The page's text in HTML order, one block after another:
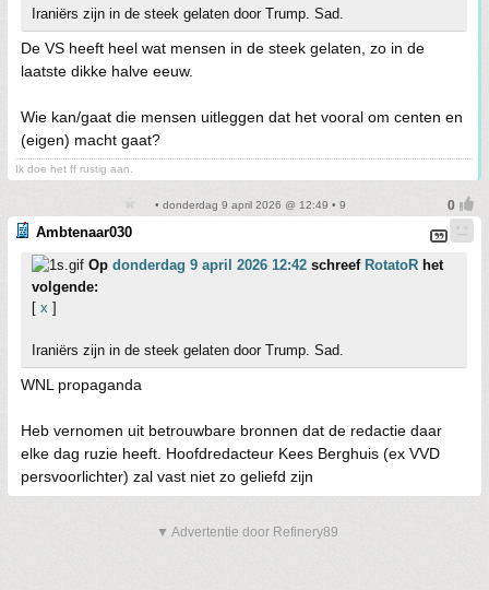
Iraniërs zijn in de steek gelaten door Trump. Sad.
De VS heeft heel wat mensen in de steek gelaten, zo in de
laatste dikke halve eeuw.
Wie kan/gaat die mensen uitleggen dat het vooral om centen en
(eigen) macht gaat?
Ik doe het ff rustig aan.
• donderdag 9 april 2026 @ 12:49 • 9
Ambtenaar030
Op donderdag 9 april 2026 12:42 schreef RotatoR het
volgende:
[ x ]
Iraniërs zijn in de steek gelaten door Trump. Sad.
WNL propaganda
Heb vernomen uit betrouwbare bronnen dat de redactie daar
elke dag ruzie heeft. Hoofdredacteur Kees Berghuis (ex VVD
persvoorlichter) zal vast niet zo geliefd zijn
▼ Advertentie door Refinery89